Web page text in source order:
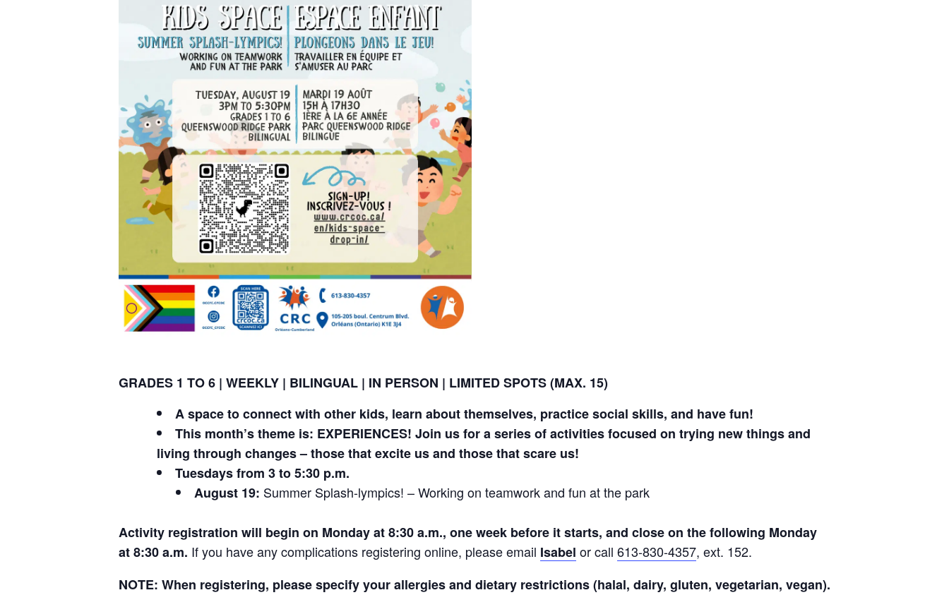
GRADES 1 TO 6 | WEEKLY | BILINGUAL | IN PERSON | LIMITED SPOTS (MAX. 15)
A space to connect with other kids, learn about themselves, practice social skills, and have fun!
This month’s theme is: EXPERIENCES! Join us for a series of activities focused on trying new things and
living through changes – those that excite us and those that scare us!
Tuesdays from 3 to 5:30 p.m.
August 19: Summer Splash-lympics! – Working on teamwork and fun at the park
Activity registration will begin on Monday at 8:30 a.m., one week before it starts, and close on the following Monday
at 8:30 a.m. If you have any complications registering online, please email Isabel or call 613-830-4357, ext. 152.
NOTE: When registering, please specify your allergies and dietary restrictions (halal, dairy, gluten, vegetarian, vegan).